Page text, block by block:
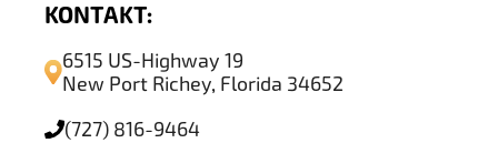
KONTAKT:
6515 US-Highway 19
New Port Richey, Florida 34652
(727) 816-9464